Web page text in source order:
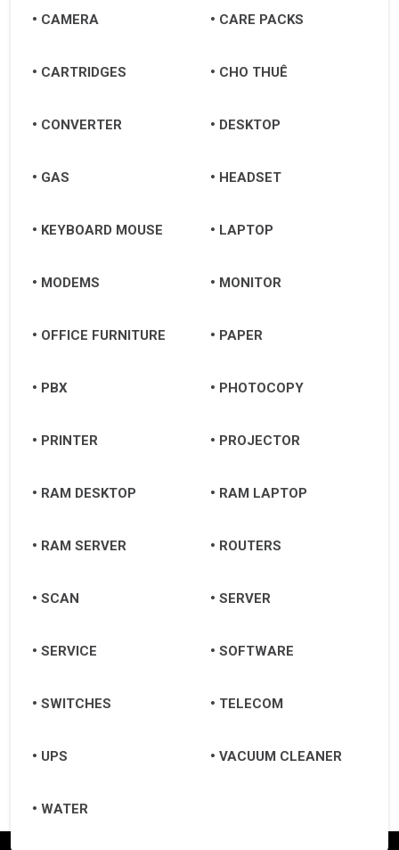
CAMERA CARE PACKS
CARTRIDGES CHO THUÊ
CONVERTER DESKTOP
GAS HEADSET
KEYBOARD MOUSE LAPTOP
MODEMS MONITOR
OFFICE FURNITURE PAPER
PBX PHOTOCOPY
PRINTER PROJECTOR
RAM DESKTOP RAM LAPTOP
RAM SERVER ROUTERS
SCAN SERVER
SERVICE SOFTWARE
SWITCHES TELECOM
UPS VACUUM CLEANER
WATER